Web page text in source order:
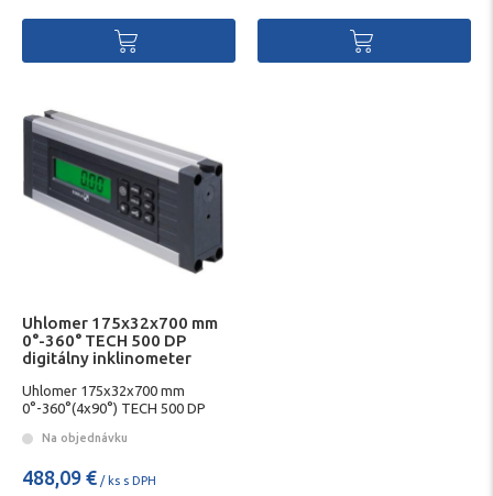
Uhlomer 175x32x700 mm
0°-360° TECH 500 DP
digitálny inklinometer
Uhlomer 175x32x700 mm
0°-360°(4x90°) TECH 500 DP
Na objednávku
488,09 € / ks s DPH